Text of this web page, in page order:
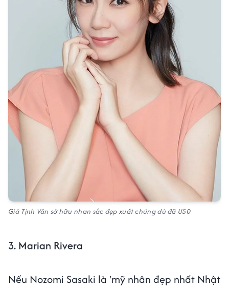
Giả Tịnh Văn sở hữu nhan sắc đẹp xuất chúng dù đã U50
3. Marian Rivera
Nếu Nozomi Sasaki là 'mỹ nhân đẹp nhất Nhật